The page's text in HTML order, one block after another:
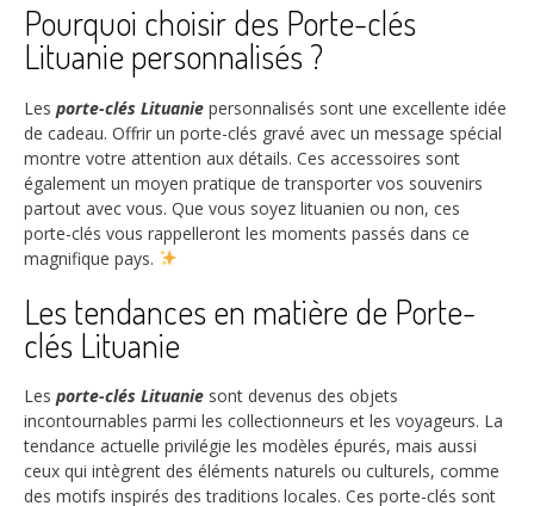
Pourquoi choisir des Porte-clés
Lituanie personnalisés ?
Les porte-clés Lituanie personnalisés sont une excellente idée
de cadeau. Offrir un porte-clés gravé avec un message spécial
montre votre attention aux détails. Ces accessoires sont
également un moyen pratique de transporter vos souvenirs
partout avec vous. Que vous soyez lituanien ou non, ces
porte-clés vous rappelleront les moments passés dans ce
magnifique pays.
Les tendances en matière de Porte-
clés Lituanie
Les porte-clés Lituanie sont devenus des objets
incontournables parmi les collectionneurs et les voyageurs. La
tendance actuelle privilégie les modèles épurés, mais aussi
ceux qui intègrent des éléments naturels ou culturels, comme
des motifs inspirés des traditions locales. Ces porte-clés sont